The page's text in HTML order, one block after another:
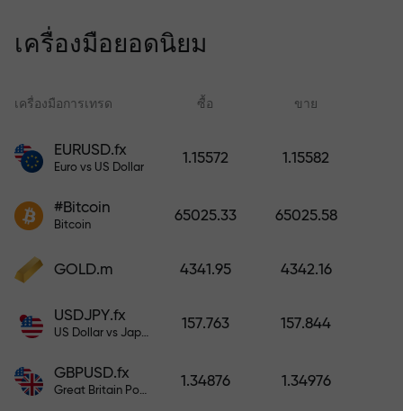
การขาดทุนและรับประกันกำไรเพิ่ม
ปกป้อง!
ผิด ยิ่งฝากมาก ตัวคูณยิ่งสูง
เครื่องมือยอดนิยม
เครื่องมือการเทรด ซื้อ ขาย
EURUSD.fx
Euro vs US Dollar
1.15572 1.15582
#Bitcoin
Bitcoin
65025.33 65025.58
GOLD.m 4341.95 4342.16
USDJPY.fx
US Dollar vs Japanese Yen
157.763 157.844
GBPUSD.fx
Great Britain Pound vs US Dollar
1.34876 1.34976